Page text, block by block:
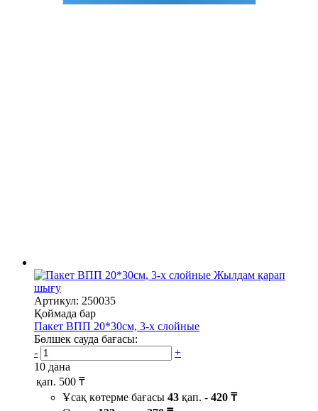
Жылдам қарап
шығу
Артикул: 250035
Қоймада бар
Пакет ВПП 20*30см, 3-х слойные
Бөлшек сауда бағасы:
-
+
10 дана
қап. 500 ₸
Ұсақ көтерме бағасы 43 қап. - 420 ₸